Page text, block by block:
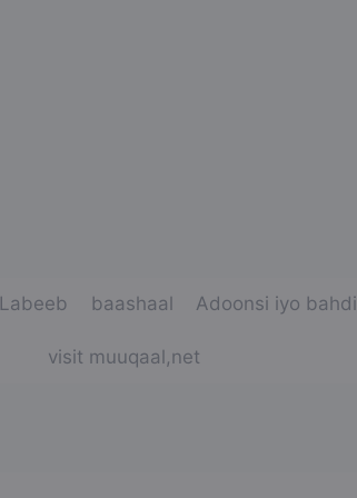
Labeeb baashaal Adoonsi iyo bahdil
visit muuqaal,net